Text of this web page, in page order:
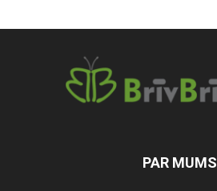
PAR MUMS